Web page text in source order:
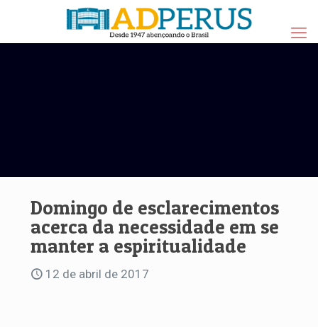
Domingo de esclarecimentos
acerca da necessidade em se
manter a espiritualidade
12 de abril de 2017